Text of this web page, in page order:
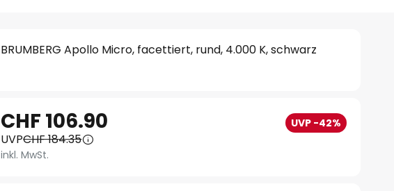
BRUMBERG Apollo Micro, facettiert, rund, 4.000 K, schwarz
CHF 106.90 UVP -42%
UVPCHF 184.35
inkl. MwSt.